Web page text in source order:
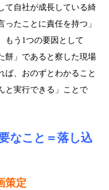
て自社が成長している綺
たことに責任を持つ」
もう1つの要因として
餅」であると察した現場
ば、おのずとわかること
と実行できる」ことで
なこと＝落し込
策定